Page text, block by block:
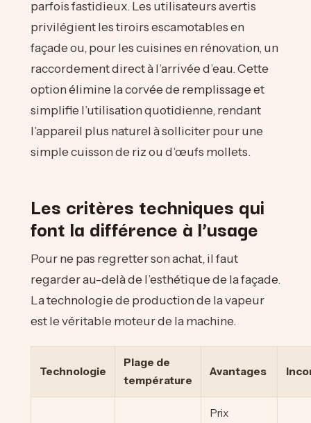
parfois fastidieux. Les utilisateurs avertis
privilégient les tiroirs escamotables en
façade ou, pour les cuisines en rénovation, un
raccordement direct à l’arrivée d’eau. Cette
option élimine la corvée de remplissage et
simplifie l’utilisation quotidienne, rendant
l’appareil plus naturel à solliciter pour une
simple cuisson de riz ou d’œufs mollets.
Les critères techniques qui
font la différence à l’usage
Pour ne pas regretter son achat, il faut
regarder au-delà de l’esthétique de la façade.
La technologie de production de la vapeur
est le véritable moteur de la machine.
Technologie
Plage de
température
Avantages
Prix